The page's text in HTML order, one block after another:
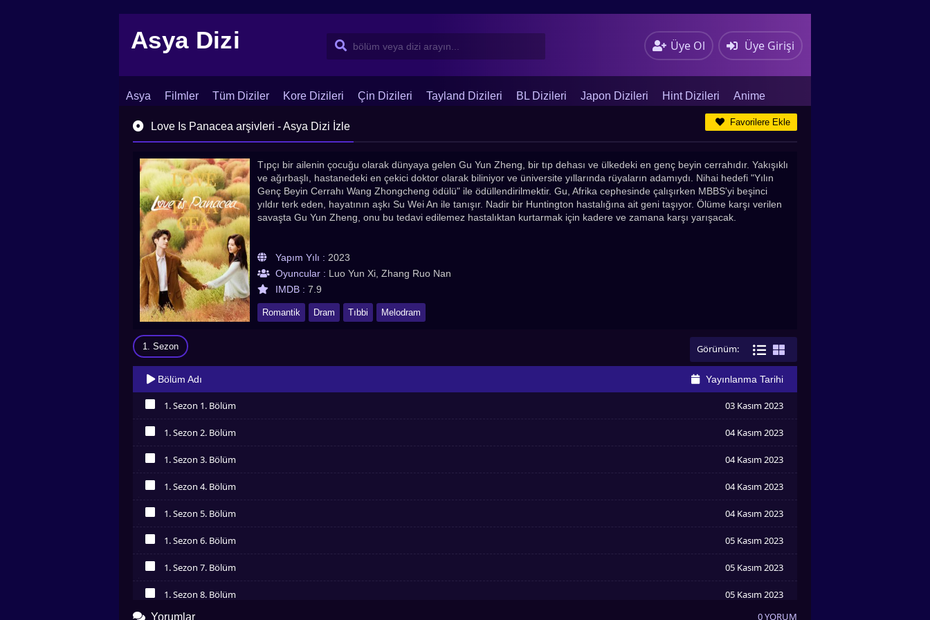
Asya Dizi Üye Ol Üye Girişi
Asya Filmler Tüm Diziler Kore Dizileri Çin Dizileri Tayland Dizileri BL Dizileri Japon Dizileri Hint Dizileri Anime
İletişim Blog Dizi Arşivi
Love Is Panacea arşivleri - Asya Dizi İzle Favorilere Ekle
Tıpçı bir ailenin çocuğu olarak dünyaya gelen Gu Yun Zheng, bir tıp dehası ve ülkedeki en genç beyin cerrahıdır. Yakışıklı
ve ağırbaşlı, hastanedeki en çekici doktor olarak biliniyor ve üniversite yıllarında rüyaların adamıydı. Nihai hedefi "Yılın
Genç Beyin Cerrahı Wang Zhongcheng ödülü" ile ödüllendirilmektir. Gu, Afrika cephesinde çalışırken MBBS'yi beşinci
yıldır terk eden, hayatının aşkı Su Wei An ile tanışır. Nadir bir Huntington hastalığına ait geni taşıyor. Ölüme karşı verilen
savaşta Gu Yun Zheng, onu bu tedavi edilemez hastalıktan kurtarmak için kadere ve zamana karşı yarışacak.
Yapım Yılı : 2023
Oyuncular : Luo Yun Xi, Zhang Ruo Nan
IMDB : 7.9
Romantik Dram Tıbbi Melodram
Görünüm:
1. Sezon
Bölüm Adı Yayınlanma Tarihi
1. Sezon 1. Bölüm 03 Kasım 2023
1. Sezon 2. Bölüm 04 Kasım 2023
1. Sezon 3. Bölüm 04 Kasım 2023
1. Sezon 4. Bölüm 04 Kasım 2023
1. Sezon 5. Bölüm 04 Kasım 2023
1. Sezon 6. Bölüm 05 Kasım 2023
1. Sezon 7. Bölüm 05 Kasım 2023
İzledim
1. Sezon 8. Bölüm 05 Kasım 2023
Yorumlar 0 YORUM